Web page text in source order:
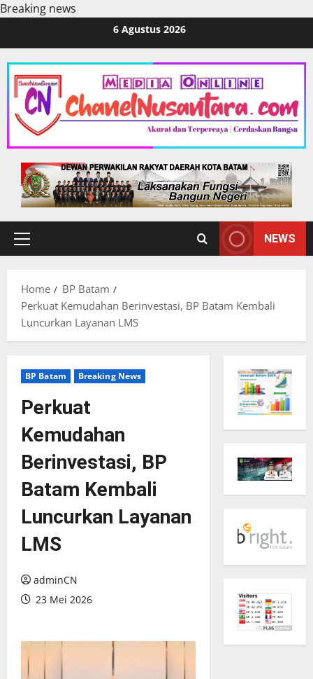
Breaking news
content
6 Agustus 2026
Primary
NEWS
Home
BP Batam
Perkuat Kemudahan Berinvestasi, BP Batam Kembali
Luncurkan Layanan LMS
BP Batam Breaking News
Perkuat
Kemudahan
Berinvestasi, BP
Batam Kembali
Luncurkan Layanan
LMS
adminCN
23 Mei 2026